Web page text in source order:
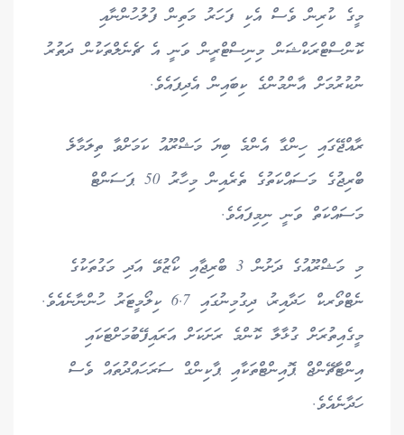
މީގެ ކުރިން ވެސް އެކި ފަހަރު މަތިން ފުލުހުންނާއި
ކޮންސްޓްރަކްޝަން މިނިސްޓްރީން ވަނީ އެ ޗެނެލްތަކުން ދަތުރު
ނުކުރުމަށް އާންމުންގެ ކިބައިން އެދިފައެވެ.
ރާއްޖޭގައި ހިންގާ އެންމެ ބިޔަ މަޝްރޫއު ކަމަށްވާ ތިލަމާލެ
ބްރިޖުގެ މަސައްކަތުގެ ތެރެއިން މިހާރު 50 ޕަސަންޓް
މަސައްކަތް ވަނީ ނިމިފައެވެ.
މި މަޝްރޫއުގެ ދަށުން 3 ބްރިޖާއި ކޯޒުވޭ އަދި މަގުތަކުގެ
ނެޓްވޯރކް ހަދާއިރު، ދިގުމިނުގައި 6.7 ކިލޯމީޓަރު ހުންނާނެއެވެ.
މީގެއިތުރަށް ގުޅާލާ ކޮންމެ ރަށަކަށް އަރައިފޭބުމަށްޓަކައި
އިންޓާޗޭންޖް ޕޮއިންޓްތަކާއި ޕާކިންގް ސަރަހައްދުތައް ވެސް
ހަދާނެއެވެ.